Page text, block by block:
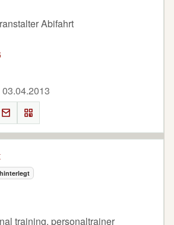
Abifahrt
training, personaltrainer